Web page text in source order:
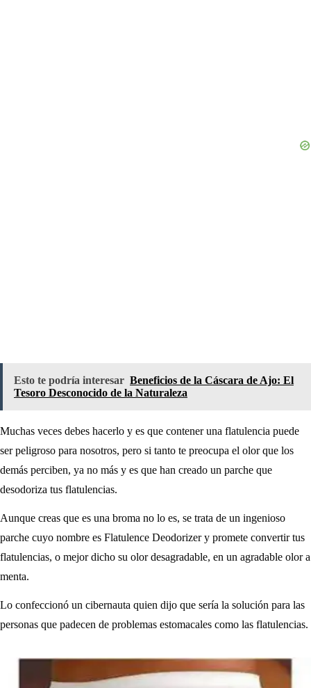
Esto te podría interesar Beneficios de la Cáscara de Ajo: El
Tesoro Desconocido de la Naturaleza
Muchas veces debes hacerlo y es que contener una flatulencia puede
ser peligroso para nosotros, pero si tanto te preocupa el olor que los
demás perciben, ya no más y es que han creado un parche que
desodoriza tus flatulencias.
Aunque creas que es una broma no lo es, se trata de un ingenioso
parche cuyo nombre es Flatulence Deodorizer y promete convertir tus
flatulencias, o mejor dicho su olor desagradable, en un agradable olor a
menta.
Lo confeccionó un cibernauta quien dijo que sería la solución para las
personas que padecen de problemas estomacales como las flatulencias.